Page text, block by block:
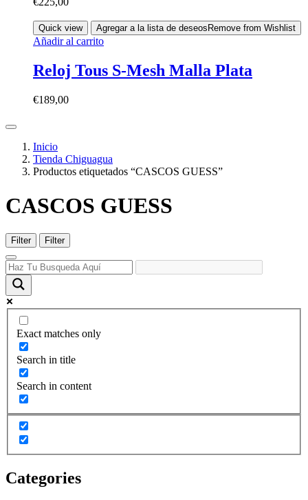
Quick view Agregar a la lista de deseos Remove from Wishlist
Añadir al carrito
Reloj Tous S-Mesh Malla Plata
€189,00
Inicio
Tienda Chiguagua
Productos etiquetados “CASCOS GUESS”
CASCOS GUESS
Filter Filter
Exact matches only
Search in title
Search in content
Categories